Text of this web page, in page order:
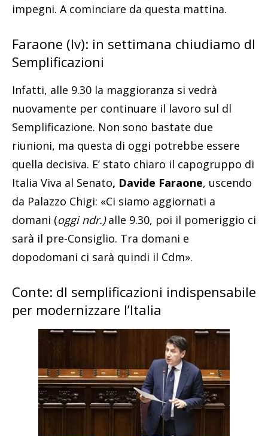
impegni. A cominciare da questa mattina.
Faraone (Iv): in settimana chiudiamo dl
Semplificazioni
Infatti, alle 9.30 la maggioranza si vedrà
nuovamente per continuare il lavoro sul dl
Semplificazione. Non sono bastate due
riunioni, ma questa di oggi potrebbe essere
quella decisiva. E’ stato chiaro il capogruppo di
Italia Viva al Senato, Davide Faraone, uscendo
da Palazzo Chigi: «Ci siamo aggiornati a
domani (oggi ndr.)alle 9.30, poi il pomeriggio ci
sarà il pre-Consiglio. Tra domani e
dopodomani ci sarà quindi il Cdm».
Conte: dl semplificazioni indispensabile
per modernizzare l’Italia